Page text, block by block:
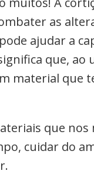
as
ajudar a
que, ao
material que
que
cuidar do